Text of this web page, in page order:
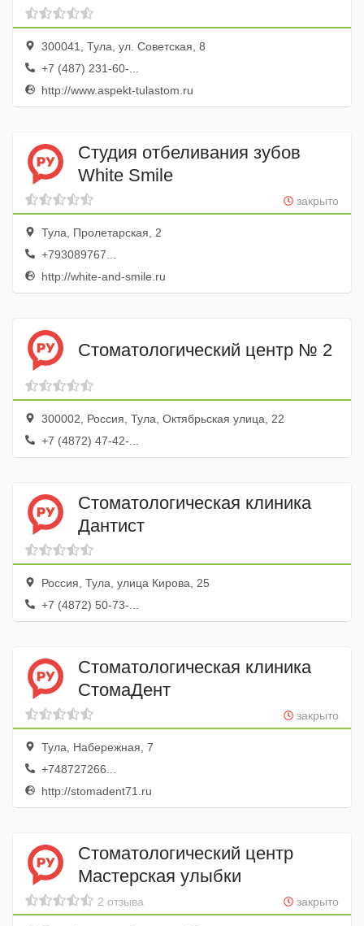
300041, Тула, ул. Советская, 8
+7 (487) 231-60-...
http://www.aspekt-tulastom.ru
Студия отбеливания зубов
White Smile
закрыто
Тула, Пролетарская, 2
+793089767...
http://white-and-smile.ru
Стоматологический центр № 2
300002, Россия, Тула, Октябрьская улица, 22
+7 (4872) 47-42-...
Стоматологическая клиника
Дантист
Россия, Тула, улица Кирова, 25
+7 (4872) 50-73-...
Стоматологическая клиника
СтомаДент
закрыто
Тула, Набережная, 7
+748727266...
http://stomadent71.ru
Стоматологический центр
Мастерская улыбки
закрыто
2 отзыва